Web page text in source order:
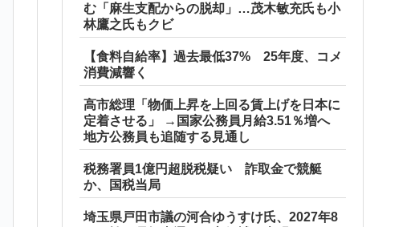
む「麻生支配からの脱却」…茂木敏充氏も小
林鷹之氏もクビ
【食料自給率】過去最低37% 25年度、コメ
消費減響く
高市総理「物価上昇を上回る賃上げを日本に
定着させる」 →国家公務員月給3.51％増へ
地方公務員も追随する見通し
税務署員1億円超脱税疑い 詐取金で競艇
か、国税当局
埼玉県戸田市議の河合ゆうすけ氏、2027年8